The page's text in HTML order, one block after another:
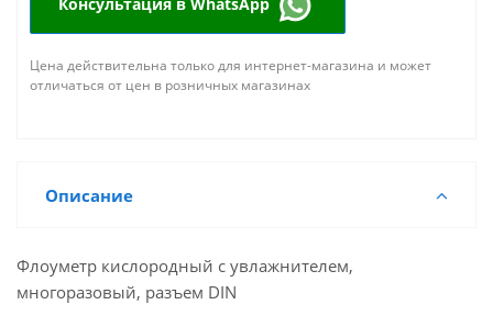
Консультация в WhatsApp
Цена действительна только для интернет-магазина и может
отличаться от цен в розничных магазинах
Описание
Флоуметр кислородный с увлажнителем,
многоразовый, разъем DIN